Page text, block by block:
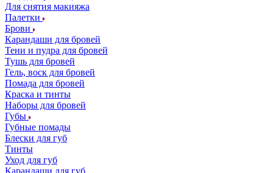
Для снятия макияжа
Палетки
Брови
Карандаши для бровей
Тени и пудра для бровей
Тушь для бровей
Гель, воск для бровей
Помада для бровей
Краска и тинты
Наборы для бровей
Губы
Губные помады
Блески для губ
Тинты
Уход для губ